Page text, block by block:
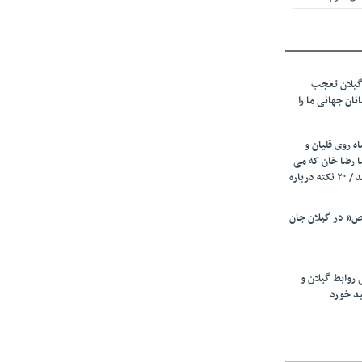
حمایتی
مشخص شد
از مراجع رسمی
ایران و
کشاورزان
تعجب
جهانی ما را
روی قلیان و
رضا خان که می
رفت همه شاد بودند / ۲۰ نکته درباره
در گیلان جان
روابط گیلان و
خورد